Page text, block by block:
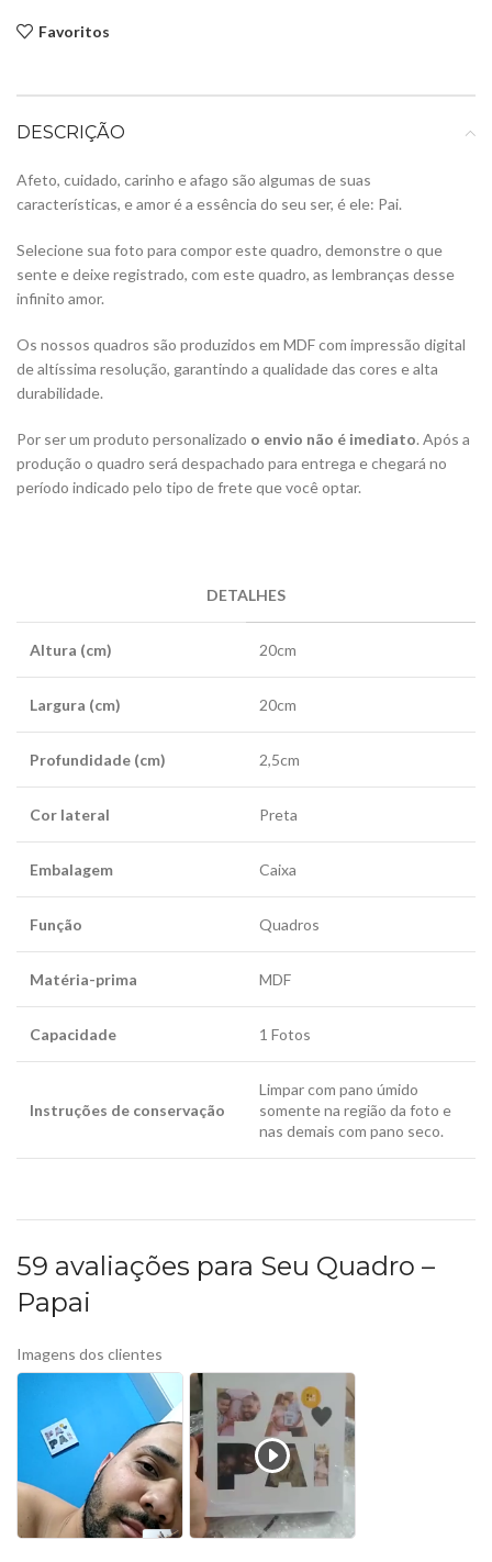
Favoritos
DESCRIÇÃO
Afeto, cuidado, carinho e afago são algumas de suas
características, e amor é a essência do seu ser, é ele: Pai.
Selecione sua foto para compor este quadro, demonstre o que
sente e deixe registrado, com este quadro, as lembranças desse
infinito amor.
Os nossos quadros são produzidos em MDF com impressão digital
de altíssima resolução, garantindo a qualidade das cores e alta
durabilidade.
Por ser um produto personalizado o envio não é imediato. Após a
produção o quadro será despachado para entrega e chegará no
período indicado pelo tipo de frete que você optar.
DETALHES
Altura (cm) 20cm
Largura (cm) 20cm
Profundidade (cm) 2,5cm
Cor lateral Preta
Embalagem Caixa
Função Quadros
Matéria-prima MDF
Capacidade 1 Fotos
Instruções de conservação
Limpar com pano úmido
somente na região da foto e
nas demais com pano seco.
59 avaliações para Seu Quadro –
Papai
Imagens dos clientes